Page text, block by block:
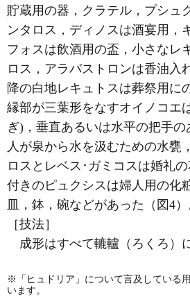
貯蔵用の器，クラテル，プシュ
ンタロス，ディノスは酒宴用，
フォスは飲酒用の盃，小さなレ
ロス，アラバストロンは香油入
降の白地レキュトスは葬祭用に
縁部が三葉形をなすオイノコエ
ぎ)，垂直あるいは水平の把手
人が泉から水を汲むための水甕
ロスとレベス･ガミコスは婚礼
付きのピュクシスは婦人用の化
皿，鉢，碗などがあった（図4）
［技法］
成形はすべて轆轤（ろくろ）
※「ヒュドリア」について言及している
います。